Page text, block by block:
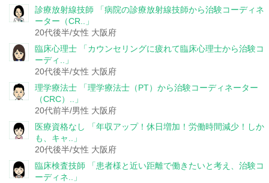
診療放射線技師 「病院の診療放射線技師から治験コーディネ
ーター（CR..」
20代後半/女性 大阪府
臨床心理士 「カウンセリングに疲れて臨床心理士から治験コ
ーディ..」
20代後半/女性 大阪府
理学療法士 「理学療法士（PT）から治験コーディネーター
（CRC）..」
20代前半/男性 大阪府
医療資格なし
「年収アップ！休日増加！労働時間減少！しか
も、キャ..」
20代後半/女性 大阪府
臨床検査技師 「患者様と近い距離で働きたいと考え、治験コ
ーディネ..」